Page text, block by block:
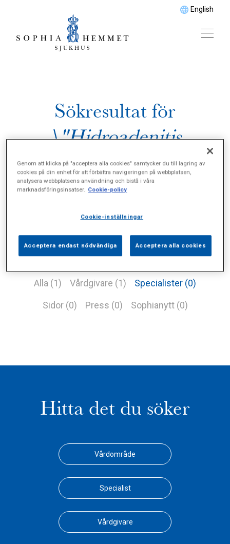
English
Sökresultat för
\"Hidroadenitis
suppurativa\"
Alla (1) Vårdgivare (1) Specialister (0)
Sidor (0) Press (0) Sophianytt (0)
Hitta det du söker
Vårdområde
Specialist
Vårdgivare
Genom att klicka på "acceptera alla cookies" samtycker du till lagring av
cookies på din enhet för att förbättra navigeringen på webbplatsen,
analysera webbplatsens användning och bistå i våra
marknadsföringsinsatser. Cookie-policy
Cookie-inställningar
Acceptera endast nödvändiga Acceptera alla cookies